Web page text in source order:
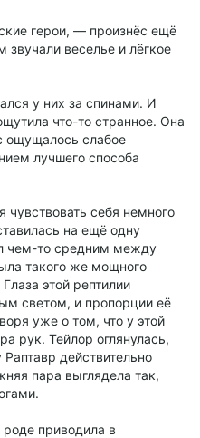
герои, — произнёс ещё
веселье и лёгкое
у них за спинами. И
что-то странное. Она
ощущалось слабое
лучшего способа
чувствовать себя немного
на ещё одну
чем-то средним между
такого же мощного
этой рептилии
светом, и пропорции её
уже о том, что у этой
рук. Тейлор оглянулась,
действительно
пара выглядела так,
приводила в